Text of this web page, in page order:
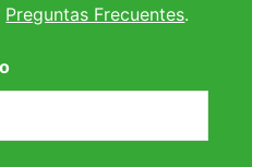
Preguntas Frecuentes.